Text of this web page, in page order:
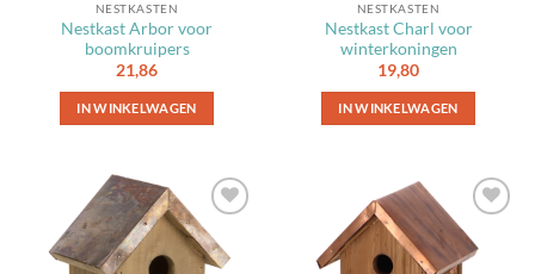
NESTKASTEN
Nestkast Arbor voor
boomkruipers
21,86
IN WINKELWAGEN
NESTKASTEN
Nestkast Charl voor
winterkoningen
19,80
IN WINKELWAGEN
Toevoegen
aan
favorieten
Toevoegen
aan
favorieten